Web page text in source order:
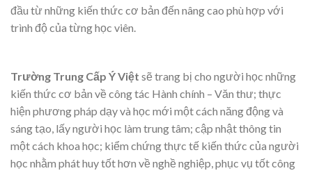
đầu từ những kiến thức cơ bản đến nâng cao phù hợp với
trình độ của từng học viên.
Trường Trung Cấp Ý Việt sẽ trang bị cho người học những
kiến thức cơ bản về công tác Hành chính – Văn thư; thực
hiện phương pháp dạy và học mới một cách năng động và
sáng tạo, lấy người học làm trung tâm; cập nhật thông tin
một cách khoa học; kiểm chứng thực tế kiến thức của người
học nhằm phát huy tốt hơn về nghề nghiệp, phục vụ tốt công